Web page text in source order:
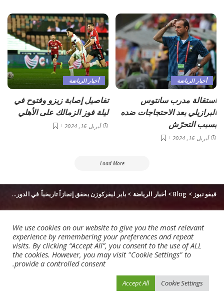
أخبار الرياضة
استقالة مدرب سانتوس
البرازيلي بعد الاحتجاجات ضده
بسبب التحرّش
أبريل 16, 2024
أخبار الرياضة
تفاصيل إصابة زيزو وفتوح في
ليلة فوز الزمالك على الأهلي
أبريل 16, 2024
Load More
فيفو نيوز >
Blog
> أخبار الرياضة > باير ليفركوزن يحقق إنجازاً تاريخياً في الدوري الألماني
We use cookies on our website to give you the most relevant
experience by remembering your preferences and repeat
visits. By clicking “Accept All”, you consent to the use of ALL
the cookies. However, you may visit "Cookie Settings" to
provide a controlled consent.
Cookie Settings
Accept All